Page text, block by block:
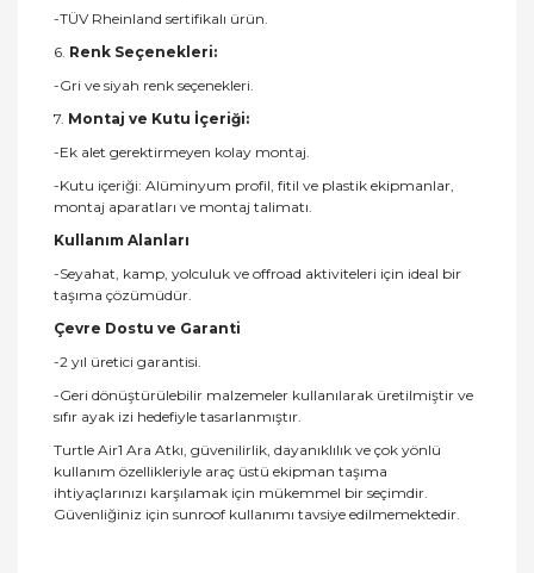
-TÜV Rheinland sertifikalı ürün.
6. Renk Seçenekleri:
-Gri ve siyah renk seçenekleri.
7. Montaj ve Kutu İçeriği:
-Ek alet gerektirmeyen kolay montaj.
-Kutu içeriği: Alüminyum profil, fitil ve plastik ekipmanlar,
montaj aparatları ve montaj talimatı.
Kullanım Alanları
-Seyahat, kamp, yolculuk ve offroad aktiviteleri için ideal bir
taşıma çözümüdür.
Çevre Dostu ve Garanti
-2 yıl üretici garantisi.
-Geri dönüştürülebilir malzemeler kullanılarak üretilmiştir ve
sıfır ayak izi hedefiyle tasarlanmıştır.
Turtle Air1 Ara Atkı, güvenilirlik, dayanıklılık ve çok yönlü
kullanım özellikleriyle araç üstü ekipman taşıma
ihtiyaçlarınızı karşılamak için mükemmel bir seçimdir.
Güvenliğiniz için sunroof kullanımı tavsiye edilmemektedir.